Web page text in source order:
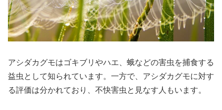
アシダカグモはゴキブリやハエ、蛾などの害虫を捕食する
益虫として知られています。一方で、アシダカグモに対す
る評価は分かれており、不快害虫と見なす人もいます。